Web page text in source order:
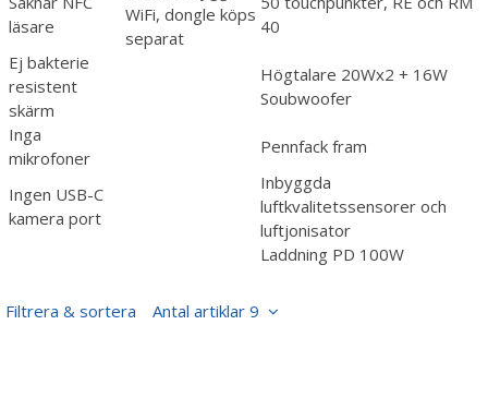
läsare
WiFi, dongle köps
separat
40
Ej bakterie
resistent
skärm
Högtalare 20Wx2 + 16W
Soubwoofer
Inga
mikrofoner
Pennfack fram
Ingen USB-C
kamera port
Inbyggda
luftkvalitetssensorer och
luftjonisator
Laddning PD 100W
Filtrera & sortera Antal artiklar 9